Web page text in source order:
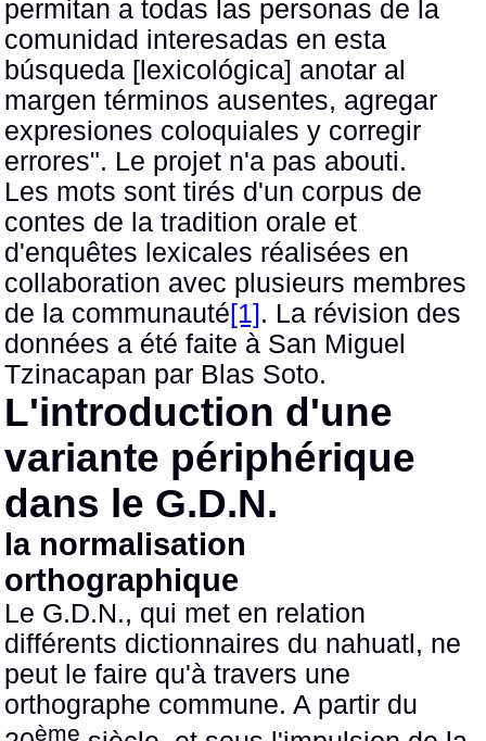
permitan a todas las personas de la
comunidad interesadas en esta
búsqueda [lexicológica] anotar al
margen términos ausentes, agregar
expresiones coloquiales y corregir
errores". Le projet n'a pas abouti.
Les mots sont tirés d'un corpus de
contes de la tradition orale et
d'enquêtes lexicales réalisées en
collaboration avec plusieurs membres
de la communauté[1] . La révision des
données a été faite à San Miguel
Tzinacapan par Blas Soto.
L'introduction d'une
variante périphérique
dans le G.D.N.
la normalisation
orthographique
Le G.D.N., qui met en relation
différents dictionnaires du nahuatl, ne
peut le faire qu'à travers une
orthographe commune. A partir du
ème